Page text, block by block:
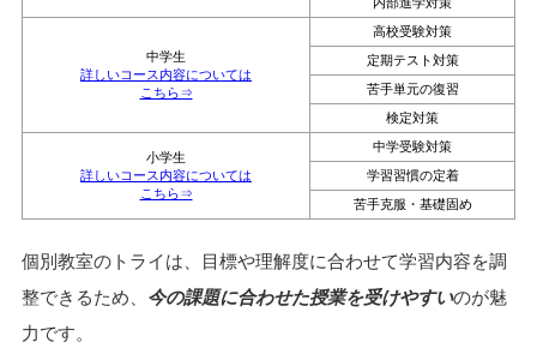
談できます。
学年 主な対応内容例
高校生
詳しいコース内容については
こちら⇒
大学受験対策
定期テスト対策
苦手科目克服
内部進学対策
詳しいコース内容については
こちら⇒
定期テスト対策
検定対策